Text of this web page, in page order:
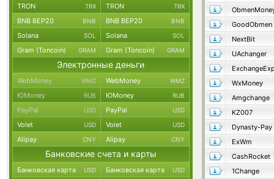
GoodObmen
NextBit
UAchanger
WxMoney
Amgchange
KZ007
Dynasty-Pay
ExWm
CashRocket
1Change
TRON TRX TRON TRX
BNB BEP20 BNB BNB BEP20 BNB
Solana SOL Solana SOL
Gram (Toncoin) GRAM Gram (Toncoin) GRAM
Электронные деньги
WebMoney WMZ WebMoney WMZ
ЮMoney RUB ЮMoney RUB
PayPal USD PayPal USD
Volet USD Volet USD
Alipay CNY Alipay CNY
Банковские счета и карты
Банковская карта USD Банковская карта USD